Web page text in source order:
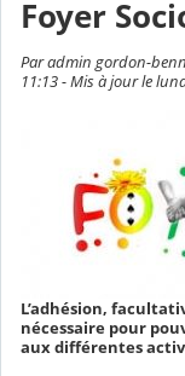
Foyer
Par admin gordon-
11:13 - Mis à jour le
L’adhésion,
nécessaire pour
aux différentes